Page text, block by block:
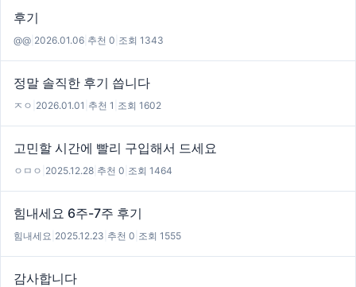
후기
@@ 2026.01.06 추천 0 조회 1343
정말 솔직한 후기 씁니다
ㅈㅇ 2026.01.01 추천 1 조회 1602
고민할 시간에 빨리 구입해서 드세요
ㅇㅁㅇ 2025.12.28 추천 0 조회 1464
힘내세요 6주-7주 후기
힘내세요 2025.12.23 추천 0 조회 1555
감사합니다